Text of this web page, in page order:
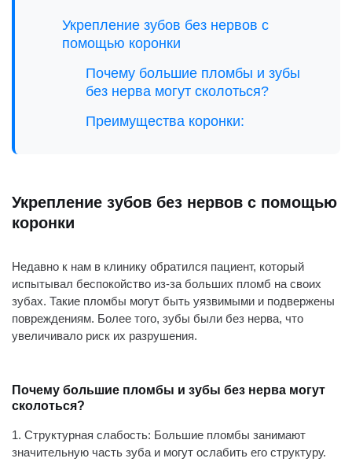
Укрепление зубов без нервов с
помощью коронки
Почему большие пломбы и зубы
без нерва могут сколоться?
Преимущества коронки:
Укрепление зубов без нервов с помощью
коронки
Недавно к нам в клинику обратился пациент, который
испытывал беспокойство из-за больших пломб на своих
зубах. Такие пломбы могут быть уязвимыми и подвержены
повреждениям. Более того, зубы были без нерва, что
увеличивало риск их разрушения.
Почему большие пломбы и зубы без нерва могут
сколоться?
1. Структурная слабость: Большие пломбы занимают
значительную часть зуба и могут ослабить его структуру.